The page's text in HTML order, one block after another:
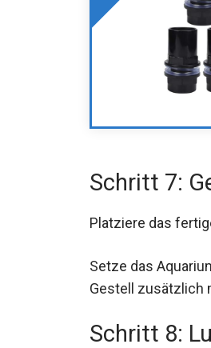
Schritt 7:
Platziere das
Setze das
Gestell zusätzlich
Schritt 8: